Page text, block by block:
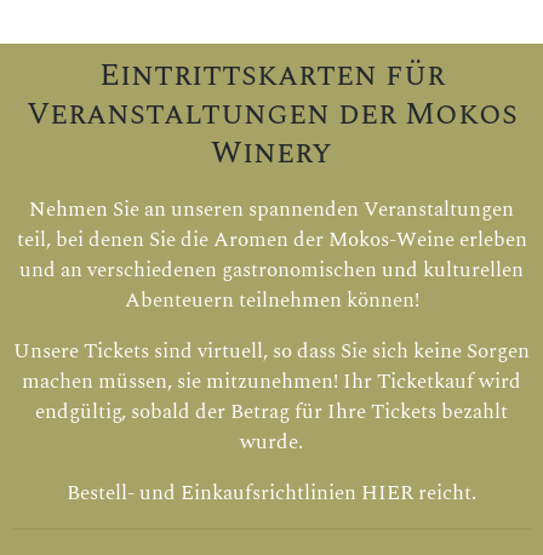
Eintrittskarten für
Veranstaltungen der Mokos
Winery
Nehmen Sie an unseren spannenden Veranstaltungen
teil, bei denen Sie die Aromen der Mokos-Weine erleben
und an verschiedenen gastronomischen und kulturellen
Abenteuern teilnehmen können!
Unsere Tickets sind virtuell, so dass Sie sich keine Sorgen
machen müssen, sie mitzunehmen! Ihr Ticketkauf wird
endgültig, sobald der Betrag für Ihre Tickets bezahlt
wurde.
Bestell- und Einkaufsrichtlinien HIERreicht.